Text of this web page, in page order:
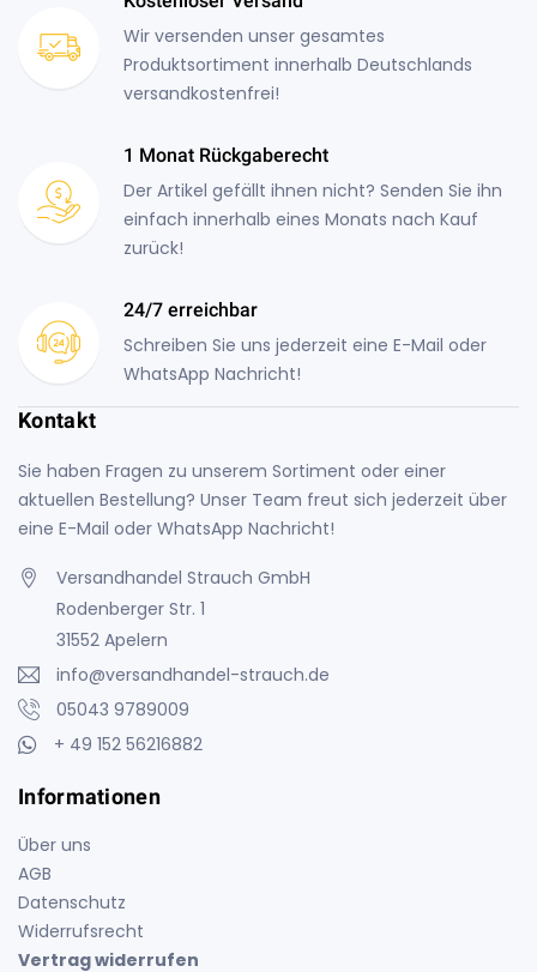
Wir versenden unser gesamtes
Produktsortiment innerhalb Deutschlands
versandkostenfrei!
1 Monat Rückgaberecht
Der Artikel gefällt ihnen nicht? Senden Sie ihn
einfach innerhalb eines Monats nach Kauf
zurück!
24/7 erreichbar
Schreiben Sie uns jederzeit eine E-Mail oder
WhatsApp Nachricht!
Kontakt
Sie haben Fragen zu unserem Sortiment oder einer
aktuellen Bestellung? Unser Team freut sich jederzeit über
eine E-Mail oder WhatsApp Nachricht!
Versandhandel Strauch GmbH
Rodenberger Str. 1
31552 Apelern
info@versandhandel-strauch.de
05043 9789009
+ 49 152 56216882
Informationen
Über uns
AGB
Datenschutz
Widerrufsrecht
Vertrag widerrufen